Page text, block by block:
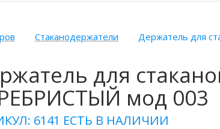
Стаканодержатели Держатель для
для
мод 003
6141 ЕСТЬ В НАЛИЧИИ